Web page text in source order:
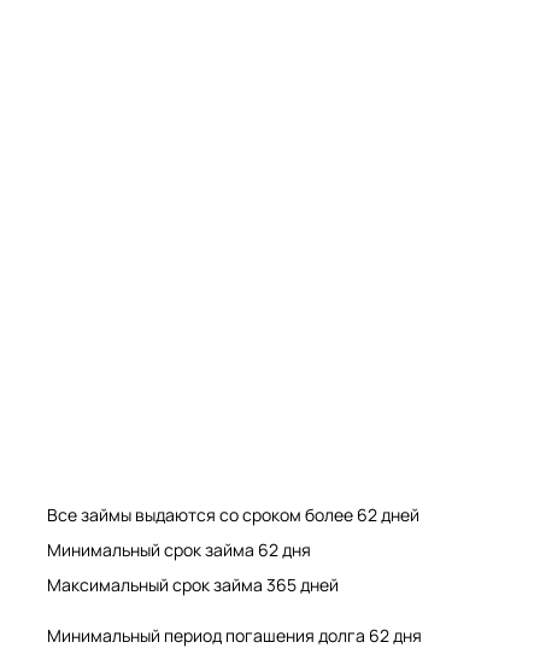
Все займы выдаются со сроком более 62 дней
Минимальный срок займа 62 дня
Максимальный срок займа 365 дней
Минимальный период погашения долга 62 дня